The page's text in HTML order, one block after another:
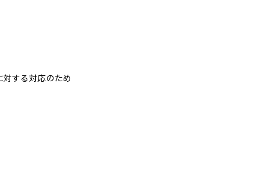
対する対応のため